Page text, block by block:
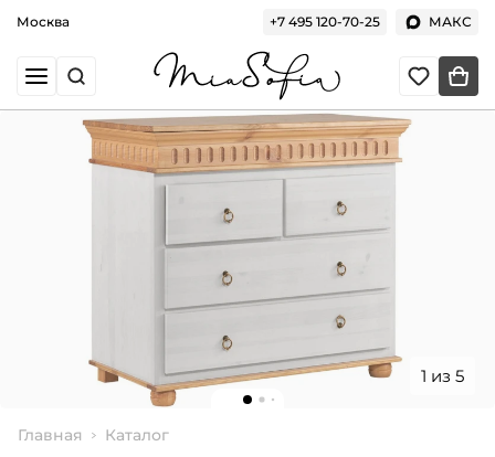
Москва +7 495 120-70-25 МАКС
1 из 5
Главная Каталог